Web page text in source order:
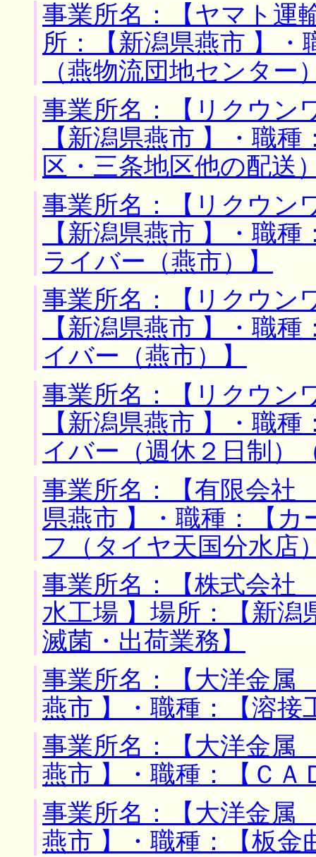
事業所名：【ヤマト
所：【新潟県燕市 】・
（燕物流団地センター
事業所名：【リクウ
【新潟県燕市 】・職
区・三条地区他の配送
事業所名：【リクウ
【新潟県燕市 】・職
ライバー（燕市）】
事業所名：【リクウ
【新潟県燕市 】・職
イバー（燕市）】
事業所名：【リクウ
【新潟県燕市 】・職
イバー（週休２日制）
事業所名：【有限会
県燕市 】・職種：【
フ（タイヤ天国分水店
事業所名：【株式会
水工場 】場所：【新潟
滅菌・出荷業務】
事業所名：【大洋金属
燕市 】・職種：【溶接
事業所名：【大洋金属
燕市 】・職種：【ＣＡ
事業所名：【大洋金属
燕市 】・職種：【板金